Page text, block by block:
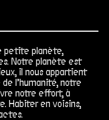
petite planète,
Notre planète est
il nous appartient
l’humanité, notre
notre effort, à
Habiter en voisins,